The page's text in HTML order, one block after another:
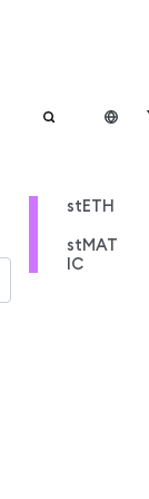
stETH
stMAT
IC